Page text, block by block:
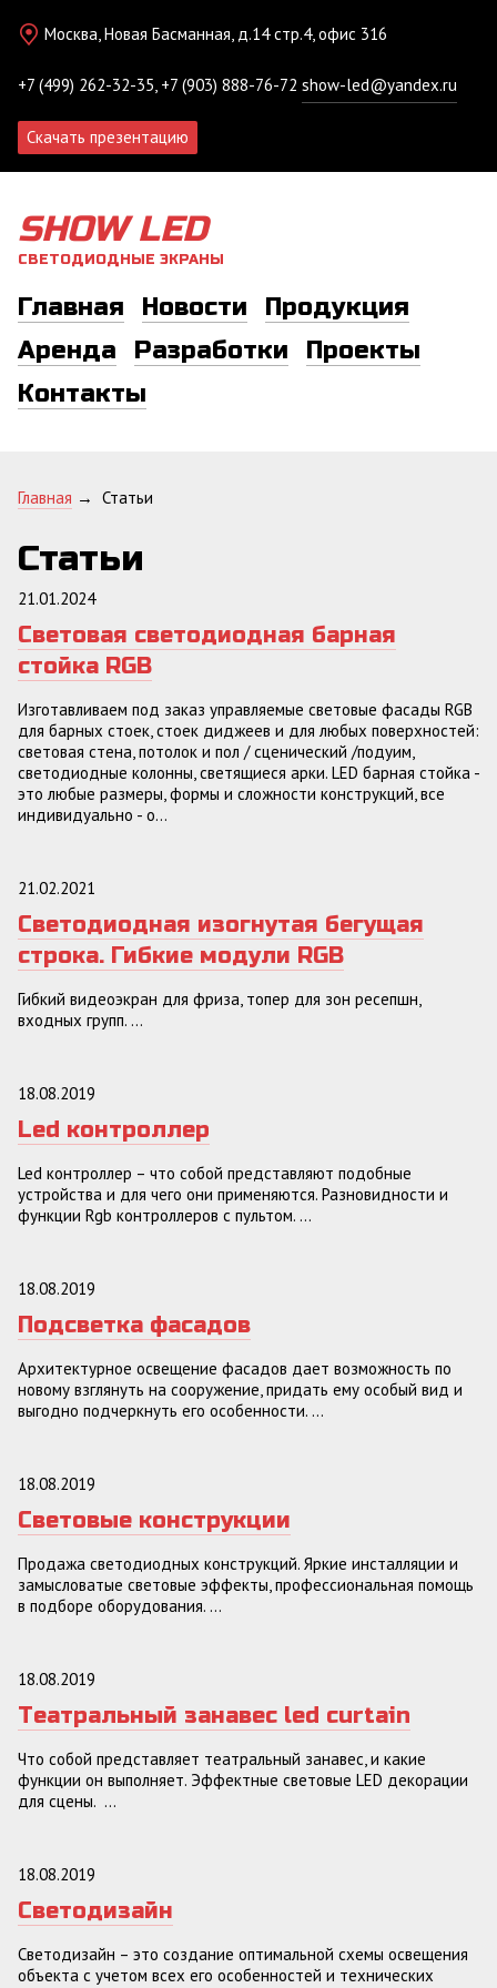
Москва, Новая Басманная, д.14 стр.4, офис 316
+7 (499) 262-32-35, +7 (903) 888-76-72 show-led@yandex.ru
Скачать презентацию
SHOW LED
СВЕТОДИОДНЫЕ ЭКРАНЫ
Главная Новости
Продукция
Аренда
Разработки
Проекты
Контакты
Главная → Статьи
Статьи
21.01.2024
Световая светодиодная барная
стойка RGB
Изготавливаем под заказ управляемые световые фасады RGB
для барных стоек, стоек диджеев и для любых поверхностей:
световая стена, потолок и пол / сценический /подуим,
светодиодные колонны, светящиеся арки. LED барная стойка -
это любые размеры, формы и сложности конструкций, все
индивидуально - о...
21.02.2021
Светодиодная изогнутая бегущая
строка. Гибкие модули RGB
Гибкий видеоэкран для фриза, топер для зон ресепшн,
входных групп. ...
18.08.2019
Led контроллер
Led контроллер – что собой представляют подобные
устройства и для чего они применяются. Разновидности и
функции Rgb контроллеров с пультом. ...
18.08.2019
Подсветка фасадов
Архитектурное освещение фасадов дает возможность по
новому взглянуть на сооружение, придать ему особый вид и
выгодно подчеркнуть его особенности. ...
18.08.2019
Световые конструкции
Продажа светодиодных конструкций. Яркие инсталляции и
замысловатые световые эффекты, профессиональная помощь
в подборе оборудования. ...
18.08.2019
Театральный занавес led curtain
Что собой представляет театральный занавес, и какие
функции он выполняет. Эффектные световые LED декорации
для сцены. ...
18.08.2019
Светодизайн
Светодизайн – это создание оптимальной схемы освещения
объекта с учетом всех его особенностей и технических